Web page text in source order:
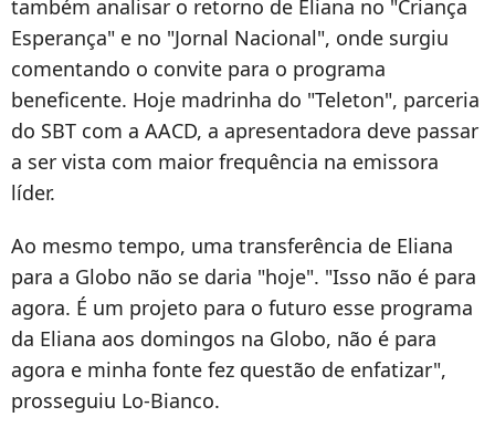
também analisar o retorno de Eliana no "Criança
Esperança" e no "Jornal Nacional", onde surgiu
comentando o convite para o programa
beneficente. Hoje madrinha do "Teleton", parceria
do SBT com a AACD, a apresentadora deve passar
a ser vista com maior frequência na emissora
líder.
Ao mesmo tempo, uma transferência de Eliana
para a Globo não se daria "hoje". "Isso não é para
agora. É um projeto para o futuro esse programa
da Eliana aos domingos na Globo, não é para
agora e minha fonte fez questão de enfatizar",
prosseguiu Lo-Bianco.